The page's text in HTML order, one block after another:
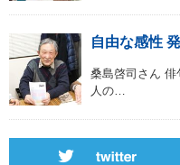
自由な感性
桑島啓司さん
人の…